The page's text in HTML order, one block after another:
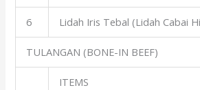
6 Lidah Iris Tebal (Lidah Cabai
TULANGAN (BONE-IN BEEF)
ITEMS